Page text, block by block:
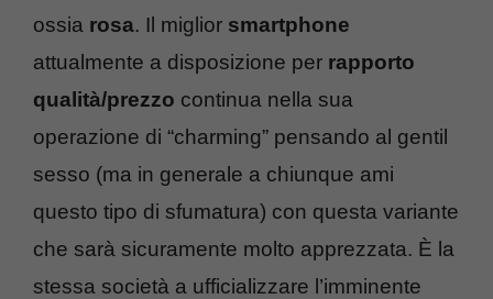
ossia rosa. Il miglior smartphone
attualmente a disposizione per rapporto
qualità/prezzo continua nella sua
operazione di “charming” pensando al gentil
sesso (ma in generale a chiunque ami
questo tipo di sfumatura) con questa variante
che sarà sicuramente molto apprezzata. È la
stessa società a ufficializzare l’imminente